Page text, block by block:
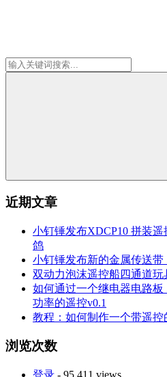
近期文章
小钉锤发布XDCP10 拼装
鸽
小钉锤发布新的金属传送
双动力泡沫遥控船四通道
如何通过一个继电器电路
功率的遥控v0.1
教程：如何制作一个带遥控
浏览次数
登录 - 95,411 views